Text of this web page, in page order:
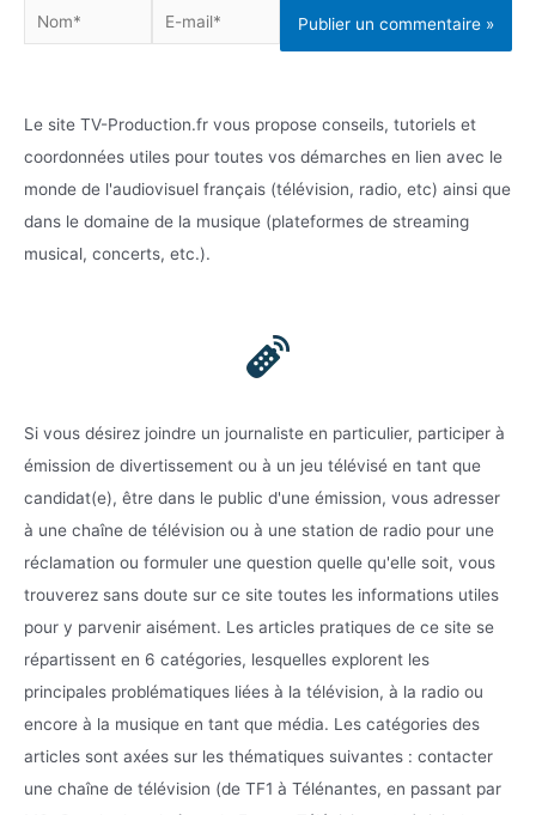
Nom*
E-
mail*
Le site TV-Production.fr vous propose conseils, tutoriels et
coordonnées utiles pour toutes vos démarches en lien avec le
monde de l'audiovisuel français (télévision, radio, etc) ainsi que
dans le domaine de la musique (plateformes de streaming
musical, concerts, etc.).
Si vous désirez joindre un journaliste en particulier, participer à
émission de divertissement ou à un jeu télévisé en tant que
candidat(e), être dans le public d'une émission, vous adresser
à une chaîne de télévision ou à une station de radio pour une
réclamation ou formuler une question quelle qu'elle soit, vous
trouverez sans doute sur ce site toutes les informations utiles
pour y parvenir aisément. Les articles pratiques de ce site se
répartissent en 6 catégories, lesquelles explorent les
principales problématiques liées à la télévision, à la radio ou
encore à la musique en tant que média. Les catégories des
articles sont axées sur les thématiques suivantes : contacter
une chaîne de télévision (de TF1 à Télénantes, en passant par